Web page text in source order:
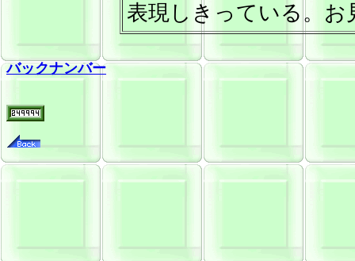
表現しきっている。お
バックナンバー